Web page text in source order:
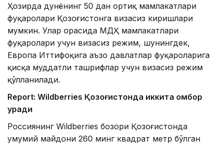
Ҳозирда дунёнинг 50 дан ортиқ мамлакатлари
фуқаролари Қозоғистонга визасиз киришлари
мумкин. Улар орасида МДҲ мамлакатлари
фуқаролари учун визасиз режим, шунингдек,
Европа Иттифоқига аъзо давлатлар фуқароларига
қисқа муддатли ташрифлар учун визасиз режим
қўлланилади.
Report: Wildberries Қозоғистонда иккита омбор
қуради
Россиянинг Wildberries бозори Қозоғистонда
умумий майдони 260 минг квадрат метр бўлган